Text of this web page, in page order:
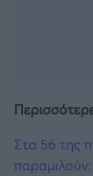
Στα 56 της